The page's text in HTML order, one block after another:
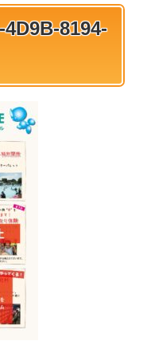
8194-